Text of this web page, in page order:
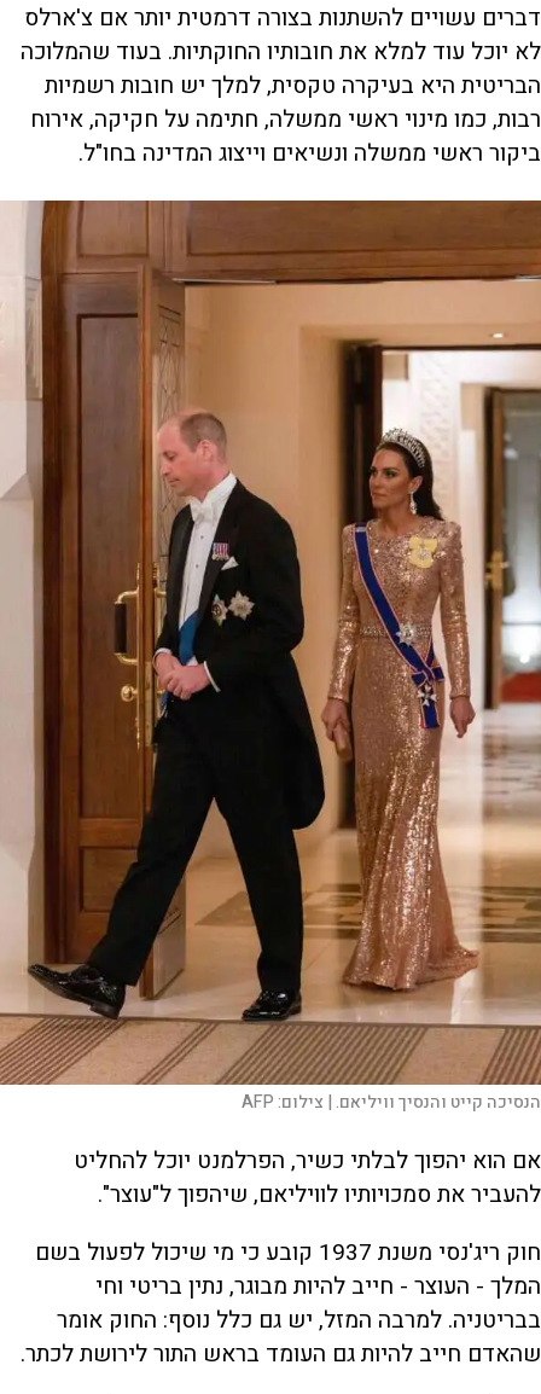
דברים עשויים להשתנות בצורה דרמטית יותר אם צ'ארלס
לא יוכל עוד למלא את חובותיו החוקתיות. בעוד שהמלוכה
הבריטית היא בעיקרה טקסית, למלך יש חובות רשמיות
רבות, כמו מינוי ראשי ממשלה, חתימה על חקיקה, אירוח
ביקור ראשי ממשלה ונשיאים וייצוג המדינה בחו"ל.
הנסיכה קייט והנסיך וויליאם. | צילום:AFP
אם הוא יהפוך לבלתי כשיר, הפרלמנט יוכל להחליט
להעביר את סמכויותיו לוויליאם, שיהפוך ל"עוצר".
חוק ריג'נסי משנת 1937 קובע כי מי שיכול לפעול בשם
המלך - העוצר - חייב להיות מבוגר, נתין בריטי וחי
בבריטניה. למרבה המזל, יש גם כלל נוסף: החוק אומר
שהאדם חייב להיות גם העומד בראש התור לירושת לכתר.